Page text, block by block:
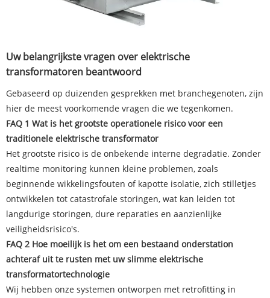
Uw belangrijkste vragen over elektrische
transformatoren beantwoord
Gebaseerd op duizenden gesprekken met branchegenoten, zijn
hier de meest voorkomende vragen die we tegenkomen.
FAQ 1 Wat is het grootste operationele risico voor een
traditionele elektrische transformator
Het grootste risico is de onbekende interne degradatie. Zonder
realtime monitoring kunnen kleine problemen, zoals
beginnende wikkelingsfouten of kapotte isolatie, zich stilletjes
ontwikkelen tot catastrofale storingen, wat kan leiden tot
langdurige storingen, dure reparaties en aanzienlijke
veiligheidsrisico's.
FAQ 2 Hoe moeilijk is het om een ​​bestaand onderstation
achteraf uit te rusten met uw slimme elektrische
transformatortechnologie
Wij hebben onze systemen ontworpen met retrofitting in